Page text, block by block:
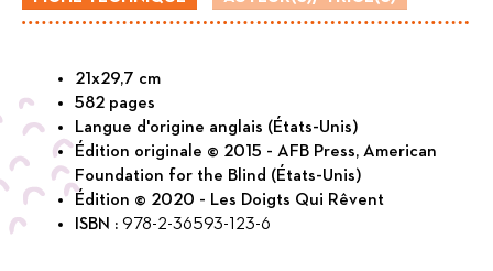
corticale
chez
les
enfants
21x29,7 cm
582 pages
Langue d'origine anglais (États-Unis)
Édition originale © 2015 - AFB Press, American
Foundation for the Blind (États-Unis)
Édition © 2020 - Les Doigts Qui Rêvent
ISBN : 978-2-36593-123-6